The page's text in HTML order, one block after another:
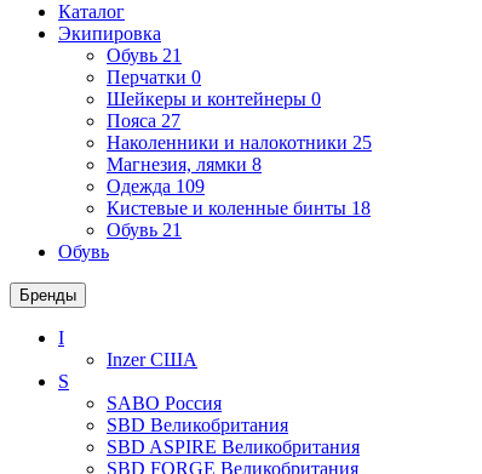
Каталог
Экипировка
Обувь 21
Перчатки 0
Шейкеры и контейнеры 0
Пояса 27
Наколенники и налокотники 25
Магнезия, лямки 8
Одежда 109
Кистевые и коленные бинты 18
Обувь 21
Обувь
Бренды
I
InzerСША
S
SABO Россия
SBD Великобритания
SBD ASPIRE Великобритания
SBD FORGE Великобритания